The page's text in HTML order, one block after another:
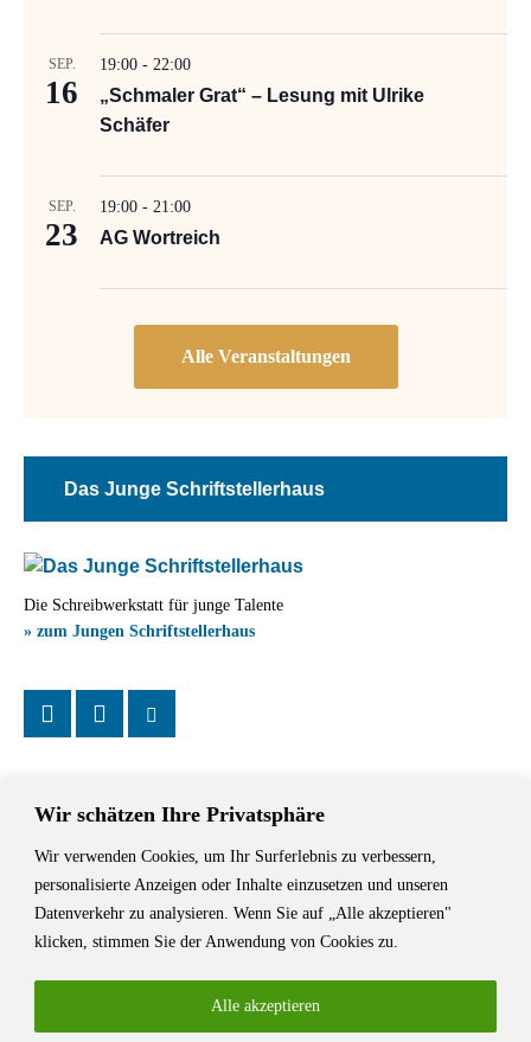
Wir schätzen Ihre Privatsphäre
Wir verwenden Cookies, um Ihr Surferlebnis zu verbessern,
personalisierte Anzeigen oder Inhalte einzusetzen und unseren
Datenverkehr zu analysieren. Wenn Sie auf „Alle akzeptieren"
klicken, stimmen Sie der Anwendung von Cookies zu.
Alle akzeptieren
SEP.
16
19:00 - 22:00
„Schmaler Grat“ – Lesung mit Ulrike
Schäfer
SEP.
23
19:00 - 21:00
AG Wortreich
Das Junge Schriftstellerhaus
Die Schreibwerkstatt für junge Talente
» zum Jungen Schriftstellerhaus
Das Schriftstellerhaus ist ein beliebter Treffpunkt für Autorinnen und
Autoren aus Stuttgart und der Region sowie ein Veranstaltungsort für
Lesungen, Tagungen und Schreibwerkstätten.